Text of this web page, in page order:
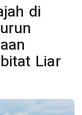
di
Liar